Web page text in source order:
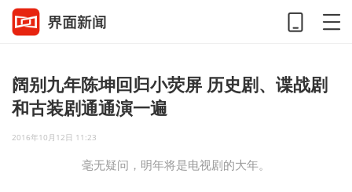
阔别九年陈坤回归小荧屏 历史剧、谍战剧
和古装剧通通演一遍
2016年10月12日 11:23
毫无疑问，明年将是电视剧的大年。